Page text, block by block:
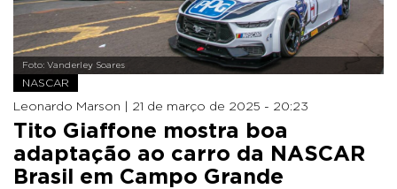
Foto: Vanderley Soares
NASCAR
Leonardo Marson | 21 de março de 2025 - 20:23
Tito Giaffone mostra boa
adaptação ao carro da NASCAR
Brasil em Campo Grande